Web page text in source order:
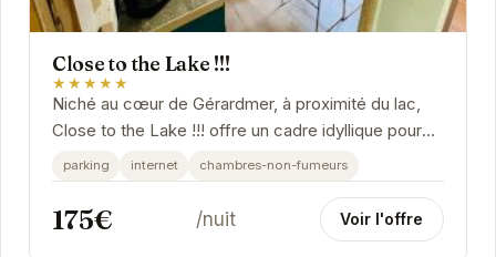
Close to the Lake !!!
★★★★★
Niché au cœur de Gérardmer, à proximité du lac,
Close to the Lake !!! offre un cadre idyllique pour
vos vacances. Apprécié pour son...
parking internet chambres-non-fumeurs
175€ /nuit Voir l'offre